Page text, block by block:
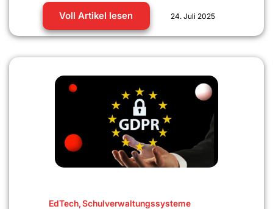
Voll Artikel lesen 24. Juli 2025
EdTech,Schulverwaltungssysteme